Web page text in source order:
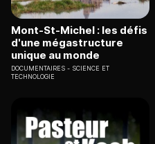
Mont-St-Michel : les défis
d'une mégastructure
unique au monde
DOCUMENTAIRES
SCIENCE ET
TECHNOLOGIE